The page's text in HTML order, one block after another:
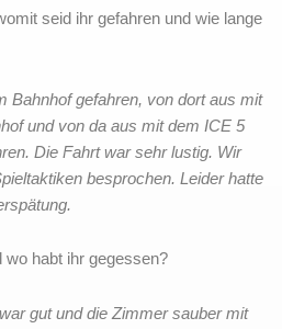
seid ihr gefahren und wie lange
Bahnhof gefahren, von dort aus mit
und von da aus mit dem ICE 5
Die Fahrt war sehr lustig. Wir
besprochen. Leider hatte
wo habt ihr gegessen?
gut und die Zimmer sauber mit